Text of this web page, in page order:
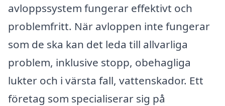
avloppssystem fungerar effektivt och
problemfritt. När avloppen inte fungerar
som de ska kan det leda till allvarliga
problem, inklusive stopp, obehagliga
lukter och i värsta fall, vattenskador. Ett
företag som specialiserar sig på